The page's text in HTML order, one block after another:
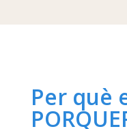
Per què